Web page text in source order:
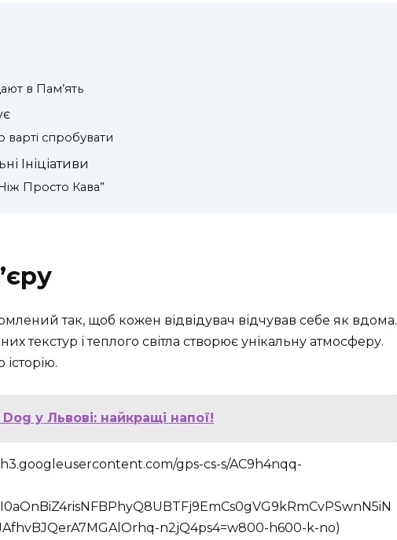
в Пам’ять
варті спробувати
Ініціативи
Просто Кава”
так, щоб кожен відвідувач відчував себе як вдома.
текстур і теплого світла створює унікальну атмосферу.
у Львові: найкращі напої!
gps-cs-s/AC9h4nqq-
n2jQ4ps4=w800-h600-k-no)